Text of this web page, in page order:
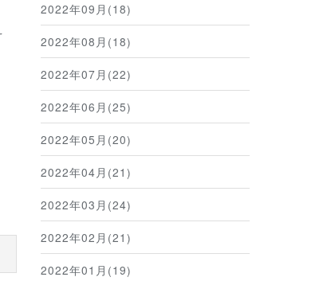
2022年09月(18)
2022年08月(18)
2022年07月(22)
2022年06月(25)
2022年05月(20)
2022年04月(21)
2022年03月(24)
2022年02月(21)
2022年01月(19)